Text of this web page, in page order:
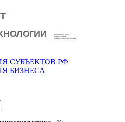
СУБЪЕКТОВ РФ
БИЗНЕСА